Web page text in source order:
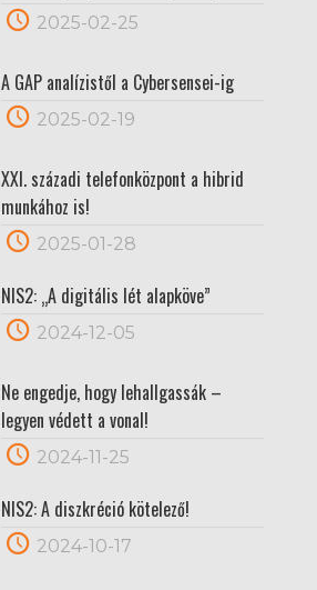
2025-02-25
A GAP analízistől a Cybersensei-ig
2025-02-19
XXI. századi telefonközpont a hibrid
munkához is!
2025-01-28
NIS2: „A digitális lét alapköve”
2024-12-05
Ne engedje, hogy lehallgassák –
legyen védett a vonal!
2024-11-25
NIS2: A diszkréció kötelező!
2024-10-17